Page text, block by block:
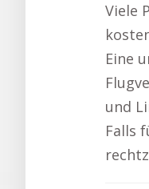
Viele
Eine
und
Falls